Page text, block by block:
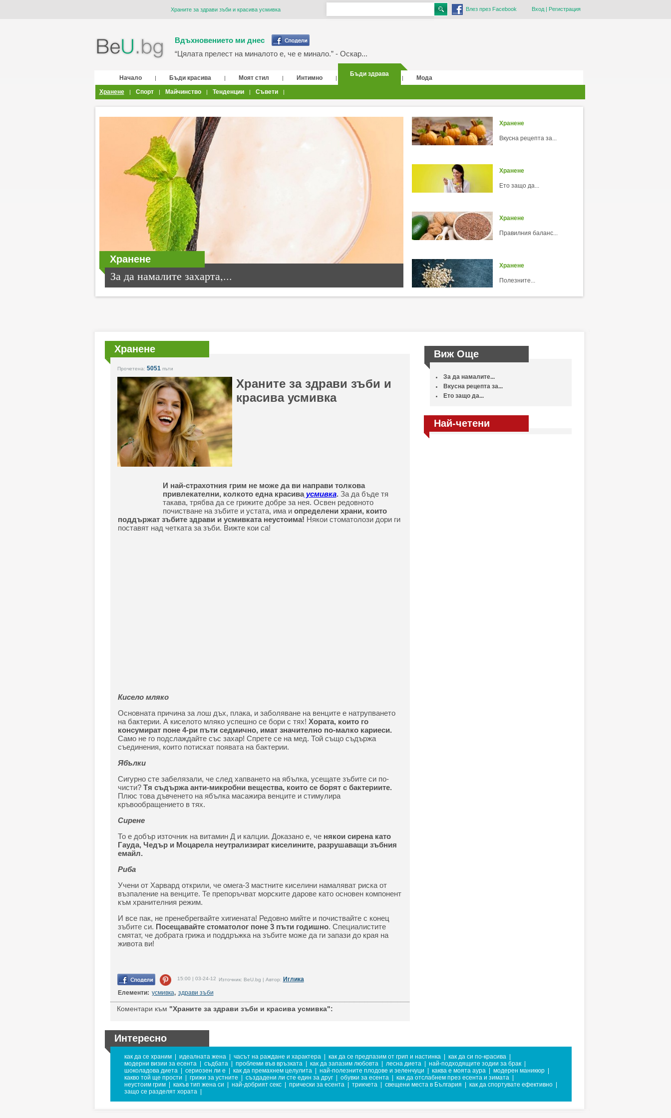
Храните за здрави зъби и красива усмивка Влез през Facebook Вход| Регистрация
Вдъхновението ми днес
“Цялата прелест на миналото е, че е минало.” - Оскар...
Начало | Бъди красива | Моят стил | Интимно |
Бъди здрава
|
Мода
Хранене
| Спорт | Майчинство | Тенденции | Съвети |
Хранене
За да намалите захарта,...
Хранене
Вкусна рецепта за...
Хранене
Ето защо да...
Хранене
Правилния баланс...
Хранене
Полезните...
Хранене
Прочетена: 5051 пъти
Храните за здрави зъби и
красива усмивка
И най-страхотния грим не може да ви направи толкова
привлекателни, колкото една красиваусмивка. За да бъде тя
такава, трябва да се грижите добре за нея. Освен редовното
почистване на зъбите и устата, има и определени храни, които
поддържат зъбите здрави и усмивката неустоима! Някои стоматолози дори ги
поставят над четката за зъби. Вижте кои са!
Кисело мляко
Основната причина за лош дъх, плака, и заболяване на венците е натрупването
на бактерии. А киселото мляко успешно се бори с тях! Хората, които го
консумират поне 4-ри пъти седмично, имат значително по-малко кариеси.
Само не го подслаждайте със захар! Спрете се на мед. Той също съдържа
съединения, които потискат появата на бактерии.
Ябълки
Сигурно сте забелязали, че след хапването на ябълка, усещате зъбите си по-
чисти? Тя съдържа анти-микробни вещества, които се борят с бактериите.
Плюс това дъвченето на ябълка масажира венците и стимулира
кръвообращението в тях.
Сирене
То е добър източник на витамин Д и калции. Доказано е, че някои сирена като
Гауда, Чедър и Моцарела неутрализират киселините, разрушаващи зъбния
емайл.
Риба
Учени от Харвард открили, че омега-3 мастните киселини намаляват риска от
възпаление на венците. Те препоръчват морските дарове като основен компонент
към хранителния режим.
И все пак, не пренебрегвайте хигиената! Редовно мийте и почиствайте с конец
зъбите си. Посещавайте стоматолог поне 3 пъти годишно. Специалистите
смятат, че добрата грижа и поддръжка на зъбите може да ги запази до края на
живота ви!
15:00 | 03-24-12 Източник: BeU.bg | Автор: Иглика
Елементи: усмивка, здрави зъби
Коментари към "Храните за здрави зъби и красива усмивка":
Виж Още
За да намалите...
Вкусна рецепта за...
Ето защо да...
Най-четени
Интересно
как да се храним идеалната жена часът на раждане и характера как да се предпазим от грип и настинка как да си по-красива
модерни визии за есента
съдбата проблеми във връзката как да запазим любовта лесна диета най-подходящите зодии за брак
шоколадова диета
сериозен ли е как да премахнем целулита най-полезните плодове и зеленчуци каква е моята аура модерен маникюр
какво той ще прости
грижи за устните създадени ли сте един за друг обувки за есента как да отслабнем през есента и зимата
неустоим грим
какъв тип жена си най-добрият секс прически за есента трикчета свещени места в България как да спортувате ефективно
защо се разделят хората